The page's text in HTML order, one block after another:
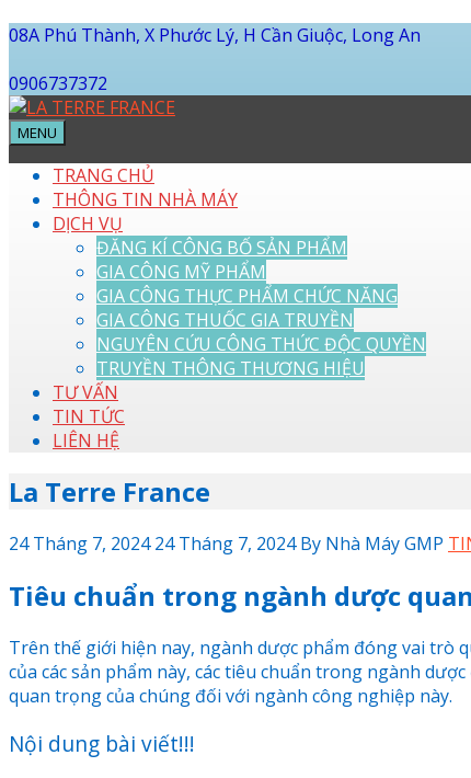
08A Phú Thành, X Phước Lý, H Cần Giuộc, Long An
0906737372
MENU
TRANG CHỦ
THÔNG TIN NHÀ MÁY
DỊCH VỤ
ĐĂNG KÍ CÔNG BỐ SẢN PHẨM
GIA CÔNG MỸ PHẨM
GIA CÔNG THỰC PHẨM CHỨC NĂNG
GIA CÔNG THUỐC GIA TRUYỀN
NGUYÊN CỨU CÔNG THỨC ĐỘC QUYỀN
TRUYỀN THÔNG THƯƠNG HIỆU
TƯ VẤN
TIN TỨC
LIÊN HỆ
La Terre France
24 Tháng 7, 2024 24 Tháng 7, 2024 By Nhà Máy GMP
Tiêu chuẩn trong ngành dược
Trên thế giới hiện nay, ngành dược phẩm đóng vai trò
của các sản phẩm này, các tiêu chuẩn trong ngành
quan trọng của chúng đối với ngành công nghiệp này.
Nội dung bài viết!!!